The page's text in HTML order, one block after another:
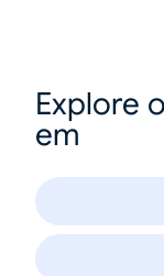
Explore
em